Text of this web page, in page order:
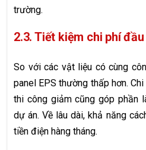
trường.
2.3. Tiết kiệm chi phí
So với các vật liệu có cùng
panel EPS thường thấp hơn.
thi công giảm cũng góp phần
dự án. Về lâu dài, khả năng
tiền điện hàng tháng.